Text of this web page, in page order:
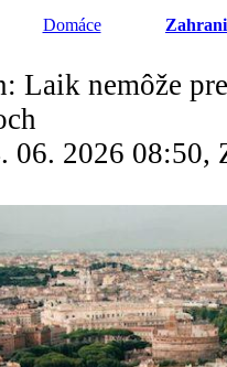
Domáce
Laik nemôže
06. 2026 08:50,